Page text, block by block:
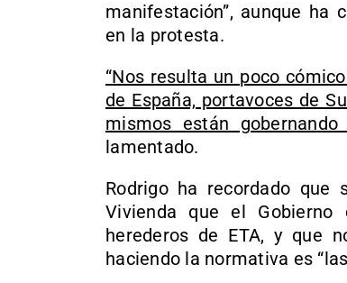
manifestación”, aunque ha
en la protesta.
“Nos resulta un poco
de España, portavoces de
mismos están
lamentado.
Rodrigo ha recordado que
Vivienda que el
herederos de ETA, y que
haciendo la normativa es